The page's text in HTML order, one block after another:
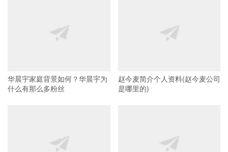
华晨宇家庭背景如何？华晨宇为
什么有那么多粉丝
赵今麦简介个人资料(赵今麦公司
是哪里的)